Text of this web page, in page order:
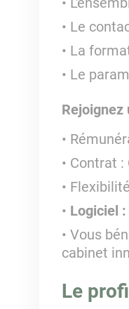
Le
La
Le
Rejoignez
Contrat :
Logiciel
Vous
cabinet
Le